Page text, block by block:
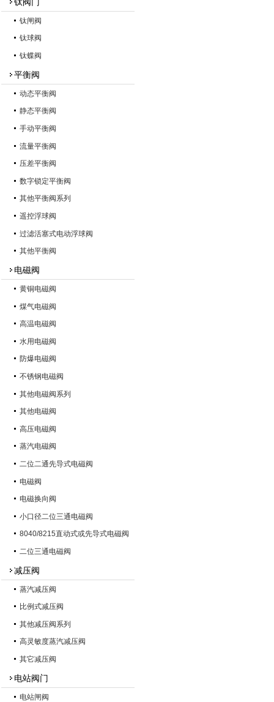
钛阀门
钛闸阀
钛球阀
钛蝶阀
平衡阀
动态平衡阀
静态平衡阀
手动平衡阀
流量平衡阀
压差平衡阀
数字锁定平衡阀
其他平衡阀系列
遥控浮球阀
过滤活塞式电动浮球阀
其他平衡阀
电磁阀
黄铜电磁阀
煤气电磁阀
高温电磁阀
水用电磁阀
防爆电磁阀
不锈钢电磁阀
其他电磁阀系列
其他电磁阀
高压电磁阀
蒸汽电磁阀
二位二通先导式电磁阀
电磁阀
电磁换向阀
小口径二位三通电磁阀
8040/8215直动式或先导式电磁阀
二位三通电磁阀
减压阀
蒸汽减压阀
比例式减压阀
其他减压阀系列
高灵敏度蒸汽减压阀
其它减压阀
电站阀门
电站闸阀